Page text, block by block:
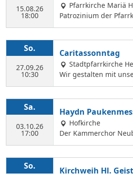
15.08.26
18:00
Pfarrkirche Mariä
Patrozinium der
hrt in Bittenbrunn Um 18:00 Uhr Festgottesd
Gestaltung durch den
eckere Speisen,
So.
27.09.26
10:30
Caritassonntag
Stadtpfarrkirche
Wir gestalten mit
ritasstation den
Sa.
03.10.26
17:00
Haydn
erchor
Hofkirche
Der Kammerchor
von Josef Haydn zum
So. Kirchweih Hl.